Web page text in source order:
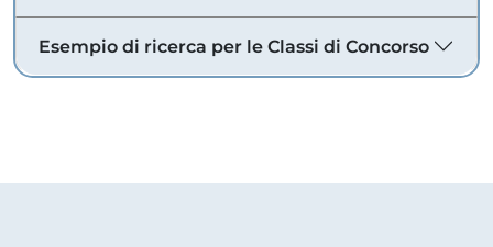
Esempio di ricerca per le Classi di Concorso